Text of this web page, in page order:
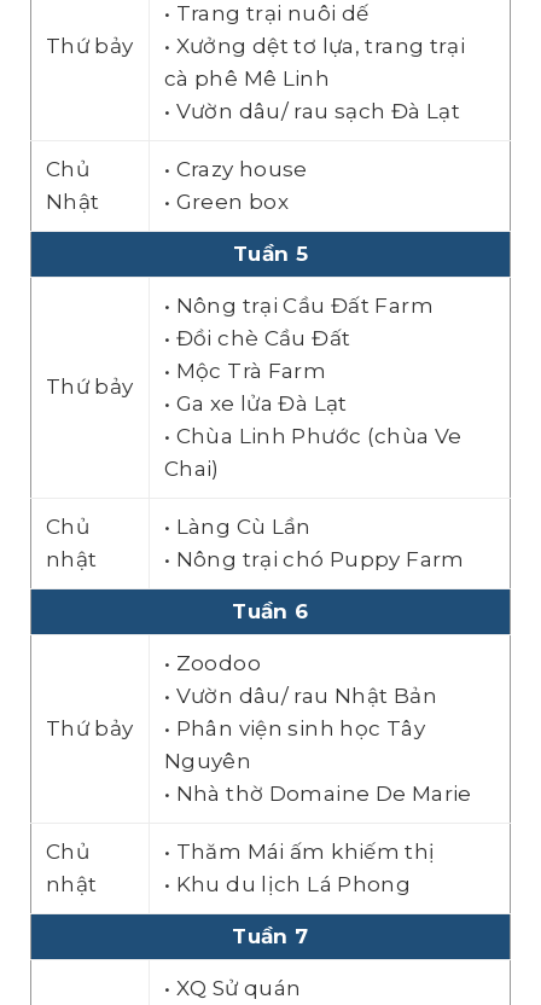
Thứ bảy
• Trang trại nuôi dế
• Xưởng dệt tơ lựa, trang trại
cà phê Mê Linh
• Vườn dâu/ rau sạch Đà Lạt
Chủ
Nhật
• Crazy house
• Green box
Tuần 5
Thứ bảy
• Nông trại Cầu Đất Farm
• Đồi chè Cầu Đất
• Mộc Trà Farm
• Ga xe lửa Đà Lạt
• Chùa Linh Phước (chùa Ve
Chai)
Chủ
nhật
• Làng Cù Lần
• Nông trại chó Puppy Farm
Tuần 6
Thứ bảy
• Zoodoo
• Vườn dâu/ rau Nhật Bản
• Phân viện sinh học Tây
Nguyên
• Nhà thờ Domaine De Marie
Chủ
nhật
• Thăm Mái ấm khiếm thị
• Khu du lịch Lá Phong
Tuần 7
• XQ Sử quán